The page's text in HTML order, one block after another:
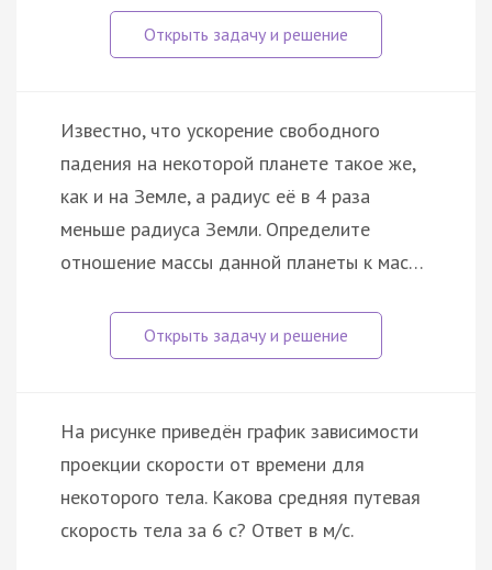
Известно, что ускорение свободного
падения на некоторой планете такое же,
как и на Земле, а радиус её в 4 раза
меньше радиуса Земли. Определите
отношение массы данной планеты к мас…
На рисунке приведён график зависимости
проекции скорости от времени для
некоторого тела. Какова средняя путевая
скорость тела за 6 с? Ответ в м/с.